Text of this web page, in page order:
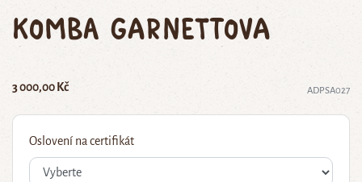
komba Garnettova
3 000,00 Kč ADPSA027
Oslovení na certifikát